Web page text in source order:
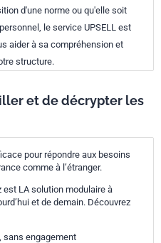
d'une norme ou qu'elle soit
le service UPSELL est
aider à sa compréhension et
structure.
et de décrypter les
pour répondre aux besoins
comme à l’étranger.
est LA solution modulaire à
et de demain. Découvrez
sans engagement